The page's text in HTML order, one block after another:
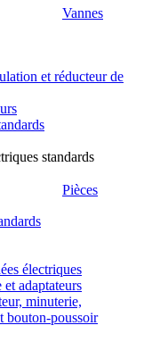
Vannes
et réducteur de
standards
Pièces
électriques
et adaptateurs
minuterie,
bouton-poussoir